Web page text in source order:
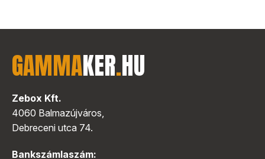
GAMMAKER.HU
Zebox Kft.
4060 Balmazújváros,
Debreceni utca 74.
Bankszámlaszám: